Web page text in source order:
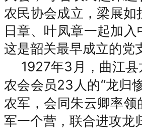
农民协会成立，梁展
日章、叶凤章一起加
这是韶关最早成立的党
1927年3月，曲江
农会会员23人的“龙归
农军，会同朱云卿率
军一个营，联合进攻龙